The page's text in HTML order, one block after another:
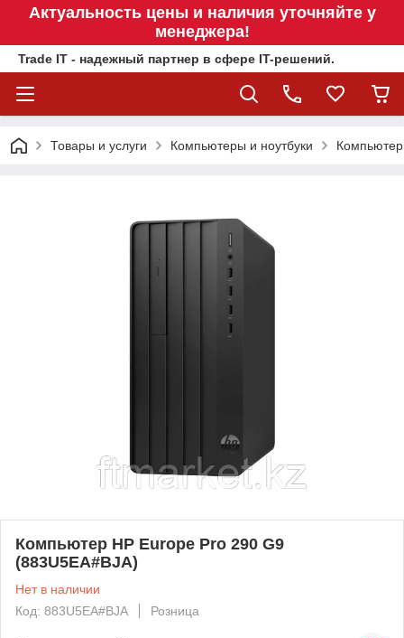
Актуальность цены и наличия уточняйте у
менеджера!
Trade IT - надежный партнер в сфере IT-решений.
Товары и услуги Компьютеры и ноутбуки
Компьютер HP Europe Pro 290 G9
(883U5EA#BJA)
Нет в наличии
Код: 883U5EA#BJA
Розница